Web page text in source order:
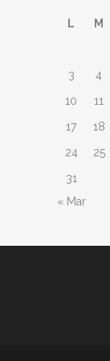
L M
3
4
10
11
17
18
24
25
31
« Mar